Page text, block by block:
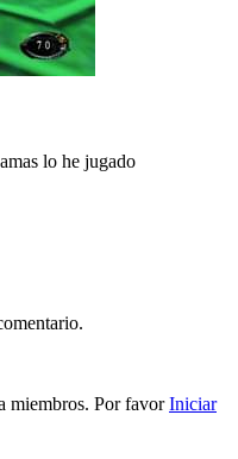
lo he jugado
miembros. Por favorIniciar